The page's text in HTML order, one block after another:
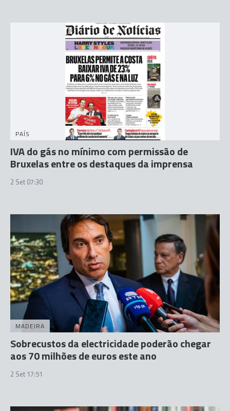
PAÍS
IVA do gás no mínimo com permissão de
Bruxelas entre os destaques da imprensa
2 Set 07:30
MADEIRA
Sobrecustos da electricidade poderão chegar
aos 70 milhões de euros este ano
2 Set 17:51